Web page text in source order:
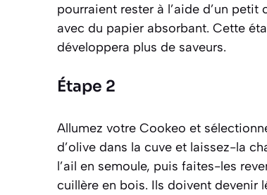
pourraient rester à l’aide d’un
avec du papier absorbant. Cette
développera plus de saveurs.
Étape 2
Allumez votre Cookeo et
d’olive dans la cuve et laissez-la
l’ail en semoule, puis faites-les
cuillère en bois. Ils doivent devenir